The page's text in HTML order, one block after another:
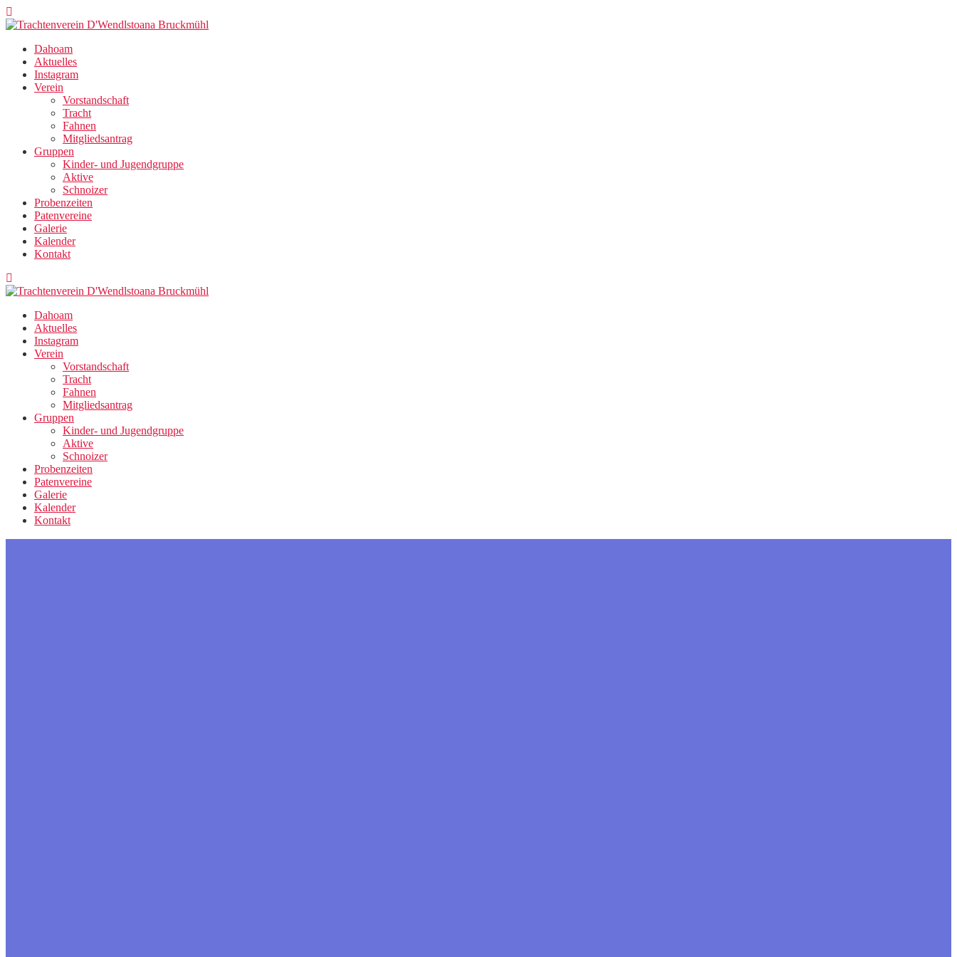
Zum
Inhalt
Dahoam
Aktuelles
Instagram
Verein
Vorstandschaft
Tracht
Fahnen
Mitgliedsantrag
Gruppen
Kinder- und Jugendgruppe
Aktive
Schnoizer
Probenzeiten
Patenvereine
Galerie
Kalender
Kontakt
Dahoam
Aktuelles
Instagram
Verein
Vorstandschaft
Tracht
Fahnen
Mitgliedsantrag
Gruppen
Kinder- und Jugendgruppe
Aktive
Schnoizer
Probenzeiten
Patenvereine
Galerie
Kalender
Kontakt